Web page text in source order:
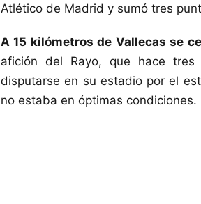
Atlético de Madrid y sumó tres
A 15 kilómetros de Vallecas se
afición del Rayo, que hace
disputarse en su estadio por el
no estaba en óptimas condiciones.